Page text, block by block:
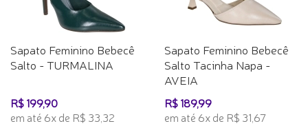
Sapato Feminino Bebecê
Salto - TURMALINA
R$ 199,90
em até 6x de R$ 33,32
Sapato Feminino Bebecê
Salto Tacinha Napa -
AVEIA
R$ 189,99
em até 6x de R$ 31,67